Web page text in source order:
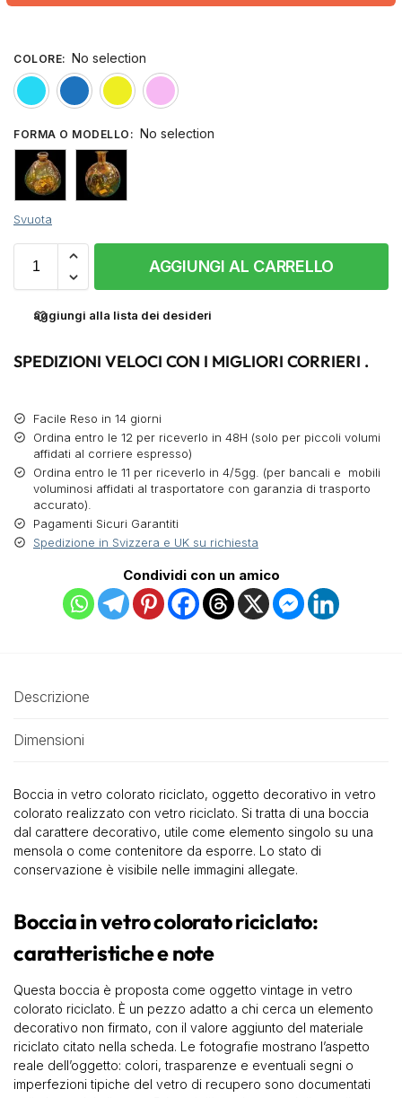
COLORE: No selection
azzurroblu
FORMA O MODELLO : No selection
Svuota
AGGIUNGI AL CARRELLO
aggiungi alla lista dei desideri
SPEDIZIONI VELOCI CON I MIGLIORI CORRIERI .
Facile Reso in 14 giorni
Ordina entro le 12 per riceverlo in 48H (solo per piccoli volumi
affidati al corriere espresso)
Ordina entro le 11 per riceverlo in 4/5gg. (per bancali e mobili
voluminosi affidati al trasportatore con garanzia di trasporto
accurato).
Pagamenti Sicuri Garantiti
Spedizione in Svizzera e UK su richiesta
Condividi con un amico
Descrizione
Dimensioni
Boccia in vetro colorato riciclato, oggetto decorativo in vetro
colorato realizzato con vetro riciclato. Si tratta di una boccia
dal carattere decorativo, utile come elemento singolo su una
mensola o come contenitore da esporre. Lo stato di
conservazione è visibile nelle immagini allegate.
Boccia in vetro colorato riciclato:
caratteristiche e note
Questa boccia è proposta come oggetto vintage in vetro
colorato riciclato. È un pezzo adatto a chi cerca un elemento
decorativo non firmato, con il valore aggiunto del materiale
riciclato citato nella scheda. Le fotografie mostrano l’aspetto
reale dell’oggetto: colori, trasparenze e eventuali segni o
imperfezioni tipiche del vetro di recupero sono documentati